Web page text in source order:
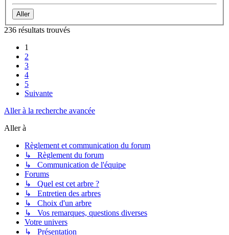
236 résultats trouvés
1
2
3
4
5
Suivante
Aller à la recherche avancée
Aller à
Règlement et communication du forum
↳ Règlement du forum
↳ Communication de l'équipe
Forums
↳ Quel est cet arbre ?
↳ Entretien des arbres
↳ Choix d'un arbre
↳ Vos remarques, questions diverses
Votre univers
↳ Présentation